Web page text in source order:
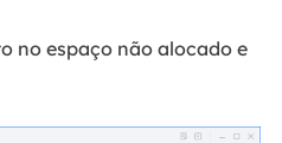
no espaço não alocado e